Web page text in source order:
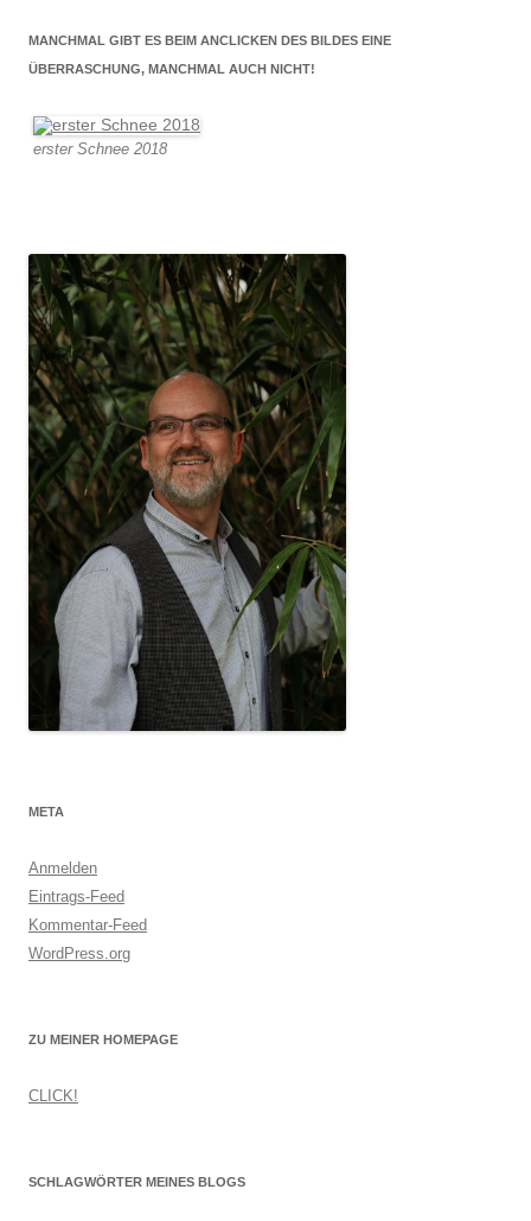
MANCHMAL GIBT ES BEIM ANCLICKEN DES BILDES EINE
ÜBERRASCHUNG, MANCHMAL AUCH NICHT!
erster Schnee 2018
META
Anmelden
Eintrags-Feed
Kommentar-Feed
WordPress.org
ZU MEINER HOMEPAGE
CLICK!
SCHLAGWÖRTER MEINES BLOGS